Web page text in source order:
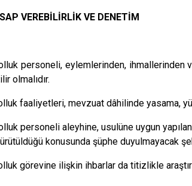
VEREBİLİRLİK VE DENETİM
personeli, eylemlerinden,
olmalıdır.
faaliyetleri, mevzuat dâhilinde yasama,
personeli aleyhine, usulüne uygun
konusunda şüphe duyulmayacak
görevine ilişkin ihbarlar da titizlikle